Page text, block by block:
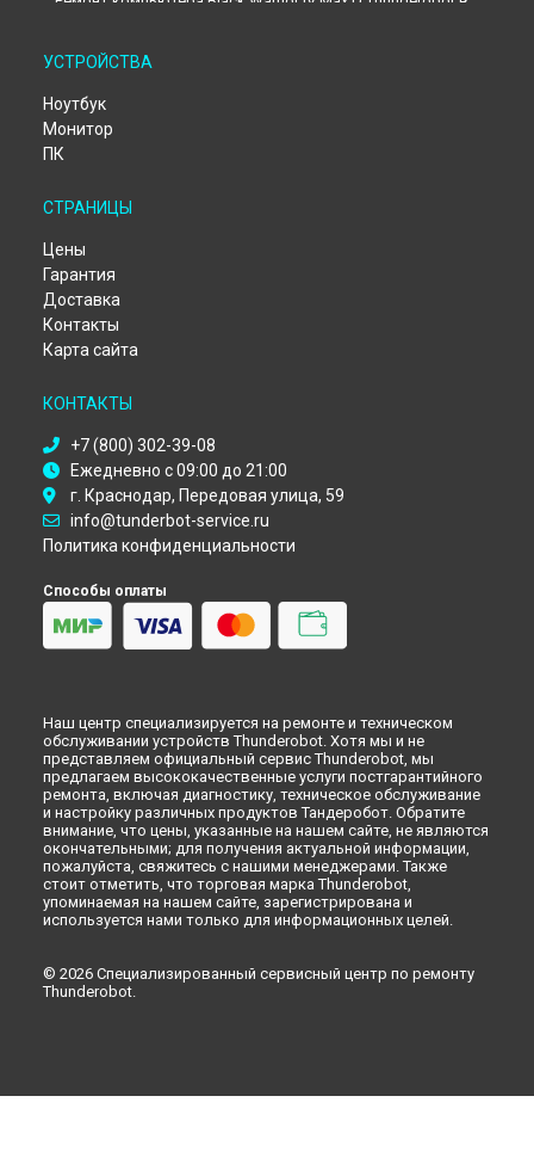
Ремонт компьютера Black Warrior IV Max D Thunderobot в
Казани
Ремонт компьютера Black Warrior IV Max D Thunderobot в
Москве
Ремонт компьютера Black Warrior IV Max D Thunderobot в
Санкт-Петербурге
УСТРОЙСТВА
Ноутбук
Монитор
ПК
СТРАНИЦЫ
Цены
Гарантия
Доставка
Контакты
Карта сайта
КОНТАКТЫ
+7 (800) 302-39-08
Ежедневно с 09:00 до 21:00
г. Краснодар, Передовая улица, 59
info@tunderbot-service.ru
Политика конфиденциальности
Способы оплаты
Наш центр специализируется на ремонте и техническом
обслуживании устройств Thunderobot. Хотя мы и не
представляем официальный сервис Thunderobot, мы
предлагаем высококачественные услуги постгарантийного
ремонта, включая диагностику, техническое обслуживание
и настройку различных продуктов Тандеробот. Обратите
внимание, что цены, указанные на нашем сайте, не являются
окончательными; для получения актуальной информации,
пожалуйста, свяжитесь с нашими менеджерами. Также
стоит отметить, что торговая марка Thunderobot,
упоминаемая на нашем сайте, зарегистрирована и
используется нами только для информационных целей.
© 2026 Специализированный сервисный центр по ремонту
Thunderobot.